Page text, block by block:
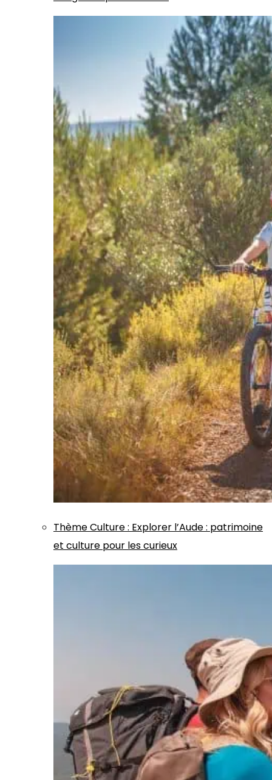
ThèmeCulture: Explorer l’Aude : patrimoine
et culture pour les curieux